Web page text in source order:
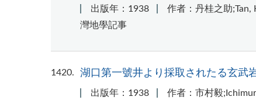
出版年：1938 作者：丹桂之助;Tan,
灣地學記事
1420 湖口第一號井より採取されたる玄武
出版年：1938 作者：市村毅